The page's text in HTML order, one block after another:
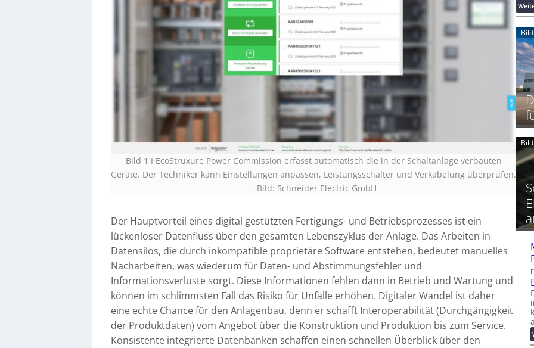
Bild 1 I EcoStruxure Power Commission erfasst automatisch die in der Schaltanlage verbauten
Geräte. Der Techniker kann Einstellungen anpassen, Leistungsschalter und Verkabelung überprüfen.
– Bild: Schneider Electric GmbH
Der Hauptvorteil eines digital gestützten Fertigungs- und Betriebsprozesses ist ein
lückenloser Datenfluss über den gesamten Lebenszyklus der Anlage. Das Arbeiten in
Datensilos, die durch inkompatible proprietäre Software entstehen, bedeutet manuelles
Nacharbeiten, was wiederum für Daten- und Abstimmungsfehler und
Informationsverluste sorgt. Diese Informationen fehlen dann in Betrieb und Wartung und
können im schlimmsten Fall das Risiko für Unfälle erhöhen. Digitaler Wandel ist daher
eine echte Chance für den Anlagenbau, denn er schafft Interoperabilität (Durchgängigkeit
der Produktdaten) vom Angebot über die Konstruktion und Produktion bis zum Service.
Konsistente integrierte Datenbanken schaffen einen schnellen Überblick über den